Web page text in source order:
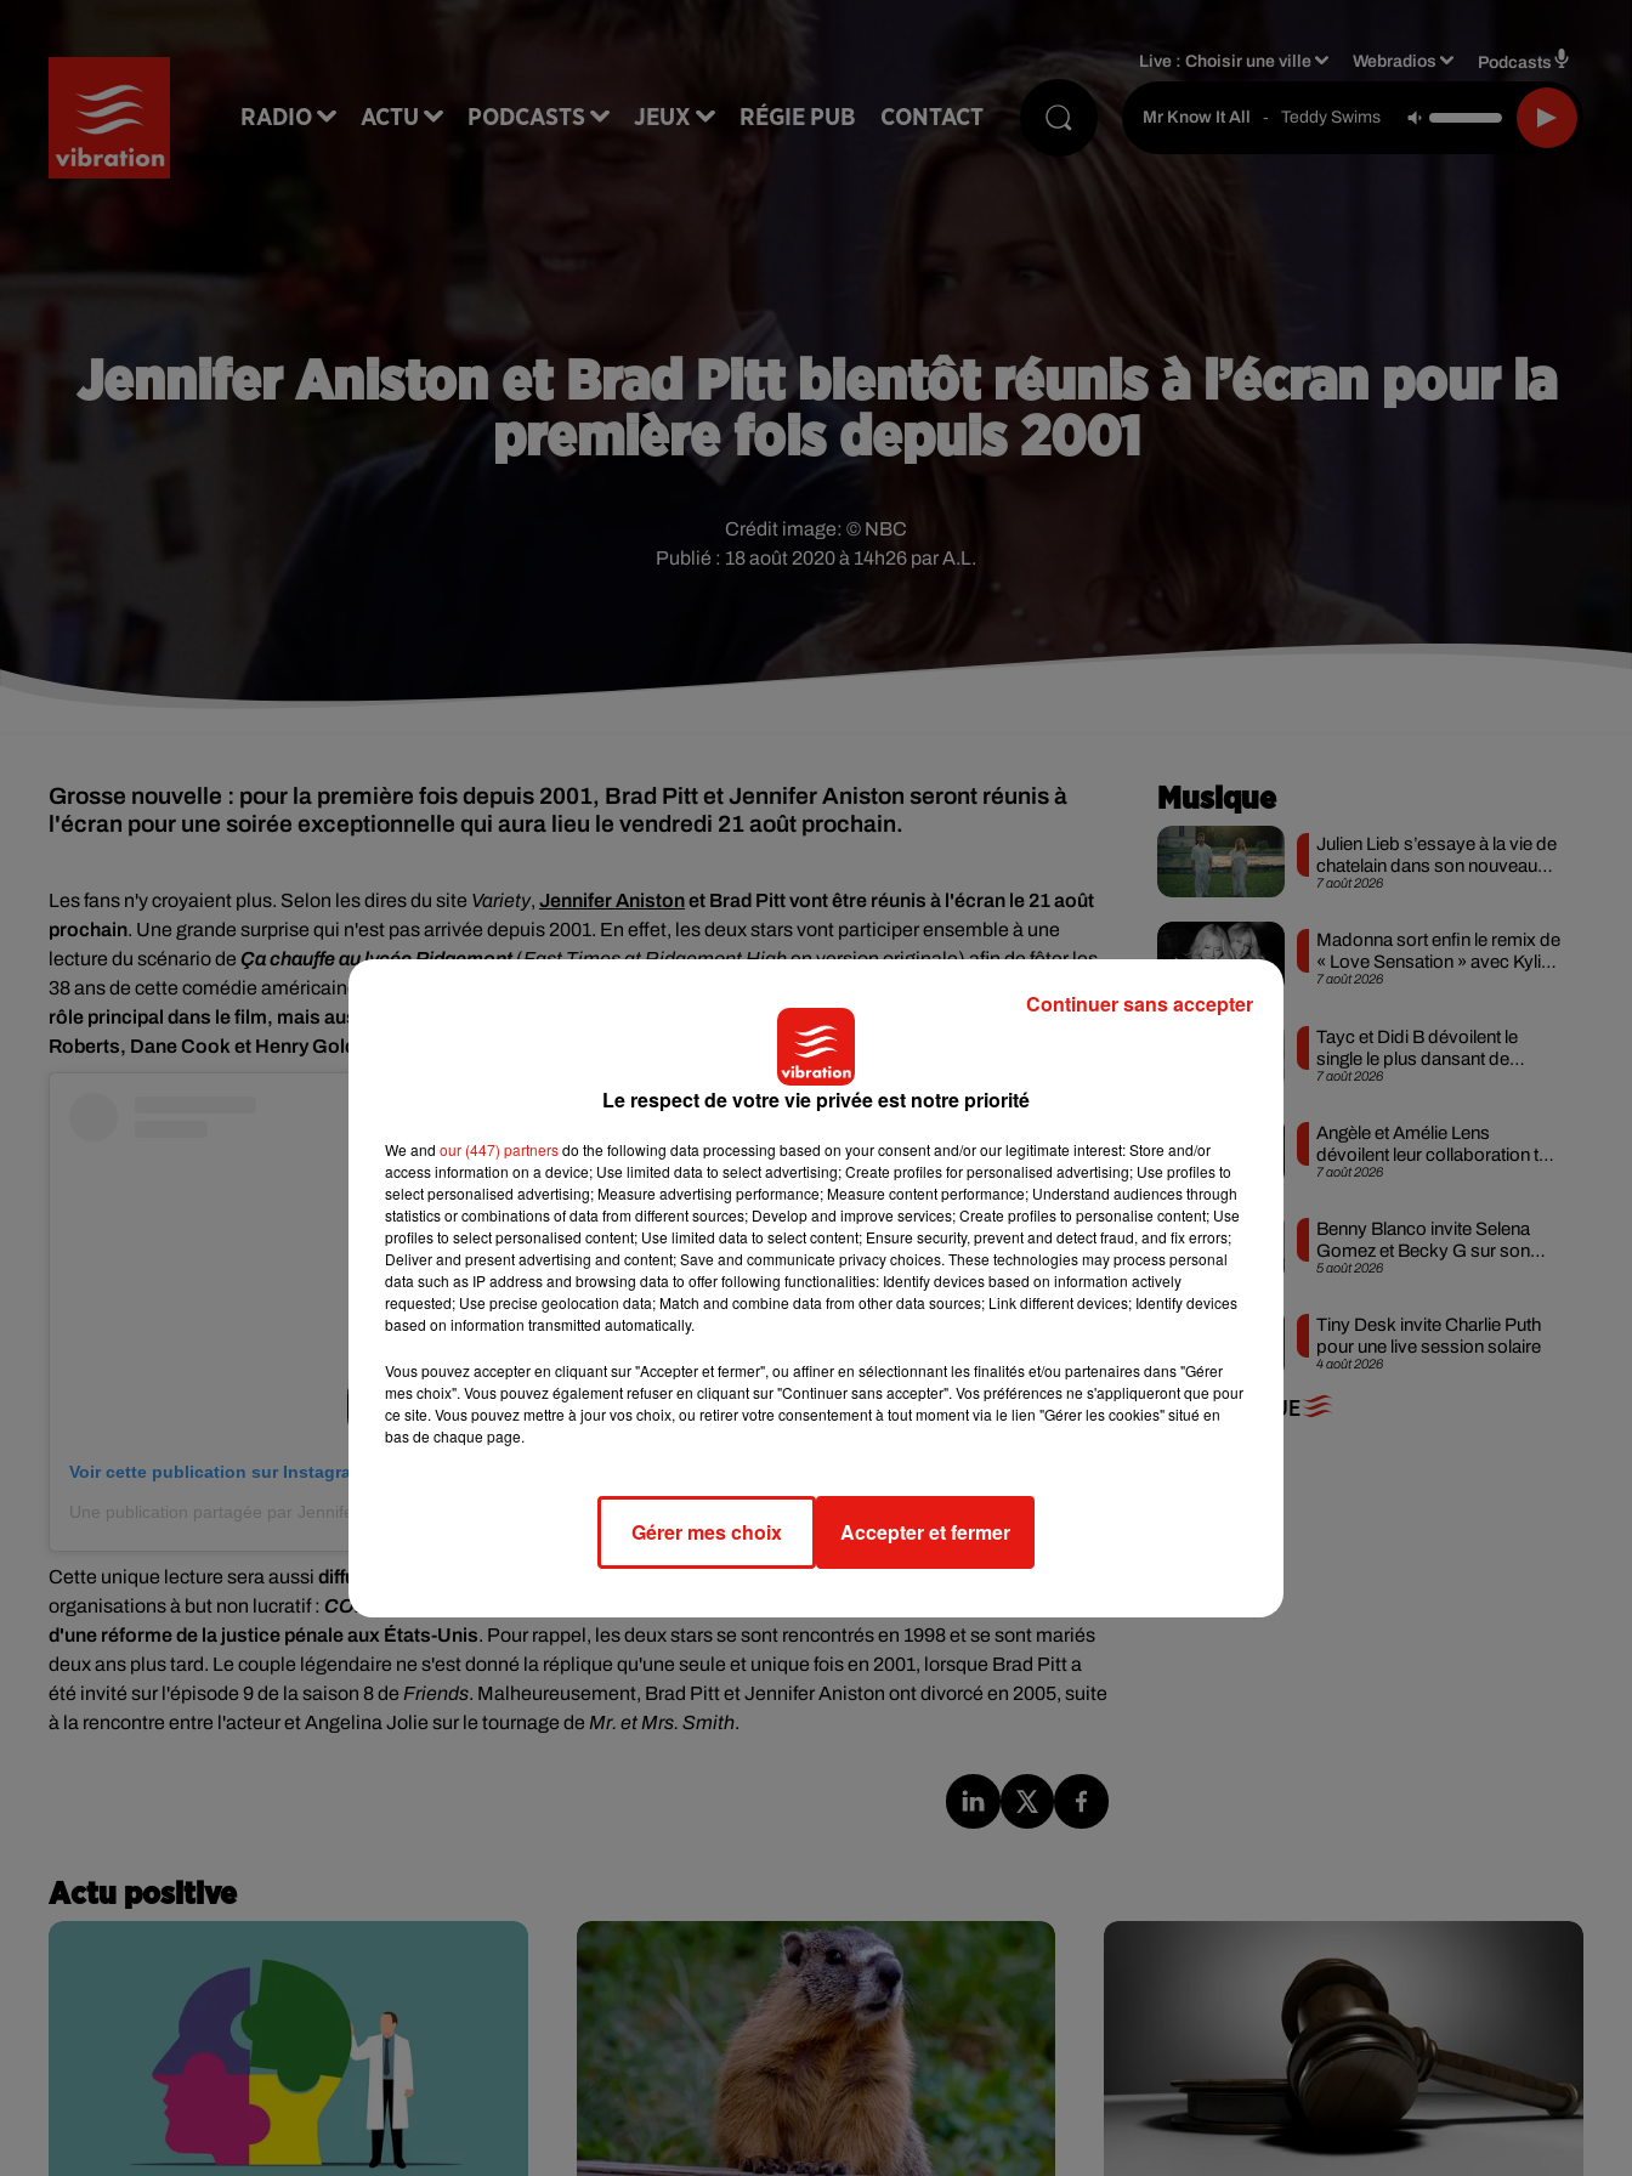
RADIO ACTU PODCASTS JEUX RÉGIE PUB CONTACT
Live :Choisir une ville Webradios Podcasts
Mr Know It All - Teddy Swims
Jennifer Aniston et Brad Pitt bientôt réunis à l’écran pour la
première fois depuis 2001
Publié : 18 août 2020 à 14h26 par A.L.
Crédit image: © NBC
Grosse nouvelle : pour la première fois depuis 2001, Brad Pitt et Jennifer Aniston seront réunis à
l'écran pour une soirée exceptionnelle qui aura lieu le vendredi 21 août prochain.
Les fans n'y croyaient plus. Selon les dires du site Variety, Jennifer Anistonet Brad Pitt vont être réunis à l'écran le 21 août
prochain. Une grande surprise qui n'est pas arrivée depuis 2001. En effet, les deux stars vont participer ensemble à une
lecture du scénario de Ça chauffe au lycée Ridgemont(Fast Times at Ridgemont Highen version originale) afin de fêter les
38 ans de cette comédie américaine, sortie en août 1982. Un évènement qui réunira également
rôle principal dans le film, mais aussi Jimmy Kimmel, Morgan Freeman, Shia LaBeouf, Matthew McConaughey, Julia
Roberts, Dane Cook et Henry Golding
Voir cette publication sur Instagram
Une publication partagée par Jennifer Aniston (@jenniferaniston)
Cette unique lecture sera aussi diffusée sur Facebook Live et TikTok
organisations à but non lucratif : CORE
d'une réforme de la justice pénale aux États-Unis. Pour rappel, les deux stars se sont rencontrés en 1998 et se sont mariés
deux ans plus tard. Le couple légendaire ne s'est donné la réplique qu'une seule et unique fois en 2001, lorsque Brad Pitt a
été invité sur l'épisode 9 de la saison 8 de Friends. Malheureusement, Brad Pitt et Jennifer Aniston ont divorcé en 2005, suite
à la rencontre entre l'acteur et Angelina Jolie sur le tournage de Mr. et Mrs. Smith.
Musique
7 août 2026
Julien Lieb s’essaye à la vie de
chatelain dans son nouveau
clip
7 août 2026
Madonna sort enfin le remix de
« Love Sensation » avec Kylie
Minogue
7 août 2026
Tayc et Didi B dévoilent le
single le plus dansant de
l’année
7 août 2026
Angèle et Amélie Lens
dévoilent leur collaboration tant
attendue
5 août 2026
Benny Blanco invite Selena
Gomez et Becky G sur son
nouveau single
4 août 2026
Tiny Desk invite Charlie Puth
pour une live session solaire
+ DE MUSIQUE
Actu positive
Le respect de votre vie privée est notre priorité
We and our (447) partnersdo the following data processing based on your consent and/or our legitimate interest: Store and/or
access information on a device; Use limited data to select advertising; Create profiles for personalised advertising; Use profiles to
select personalised advertising; Measure advertising performance; Measure content performance; Understand audiences through
statistics or combinations of data from different sources; Develop and improve services; Create profiles to personalise content; Use
profiles to select personalised content; Use limited data to select content; Ensure security, prevent and detect fraud, and fix errors;
Deliver and present advertising and content; Save and communicate privacy choices. These technologies may process personal
data such as IP address and browsing data to offer following functionalities: Identify devices based on information actively
requested; Use precise geolocation data; Match and combine data from other data sources; Link different devices; Identify devices
based on information transmitted automatically.
Vous pouvez accepter en cliquant sur "Accepter et fermer", ou affiner en sélectionnant les finalités et/ou partenaires dans "Gérer
mes choix". Vous pouvez également refuser en cliquant sur "Continuer sans accepter". Vos préférences ne s'appliqueront que pour
ce site. Vous pouvez mettre à jour vos choix, ou retirer votre consentement à tout moment via le lien "Gérer les cookies" situé en
bas de chaque page.
Gérer mes choix Accepter et fermer
Continuer sans accepter